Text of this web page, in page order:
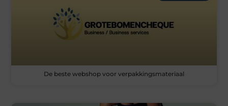
De beste webshop voor verpakkingsmateriaal